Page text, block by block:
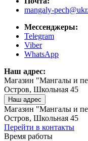
mangaly-
Мессенджеры:
Telegram
Viber
WhatsApp
Наш адрес:
Магазин "Мангалы и
Остров, Школьная 45
Наш адрес
Магазин "Мангалы и
Остров, Школьная 45
Перейти в контакты
Время работы